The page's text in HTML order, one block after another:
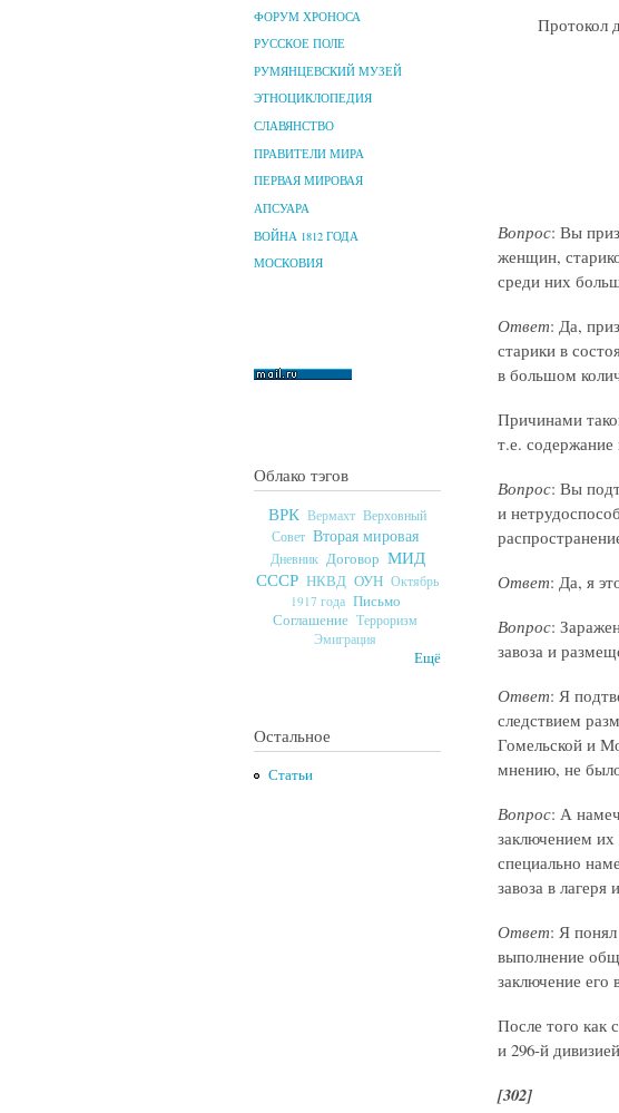
ФОРУМ ХРОНОСА
РУССКОЕ ПОЛЕ
РУМЯНЦЕВСКИЙ МУЗЕЙ
ЭТНОЦИКЛОПЕДИЯ
СЛАВЯНСТВО
ПРАВИТЕЛИ МИРА
ПЕРВАЯ МИРОВАЯ
АПСУАРА
ВОЙНА 1812 ГОДА
МОСКОВИЯ
Облако тэгов
ВРК Вермахт Верховный
Совет Вторая мировая
Дневник Договор МИД
СССР НКВД ОУН Октябрь
1917 года Письмо
Соглашение Терроризм
Эмиграция
Ещё
Остальное
Статьи
Протокол
Вопрос: Вы
женщин,
среди них
Ответ: Да,
старики в
в большом
Причинами
т.е.
Вопрос: Вы
и
Ответ: Да, я
Вопрос:
завоза и
Ответ: Я
следствием
Гомельской и
мнению, не
Вопрос: А
заключением их
специально
завоза в
Ответ: Я
выполнение
заключение его
После того как
и 296-й
[302]